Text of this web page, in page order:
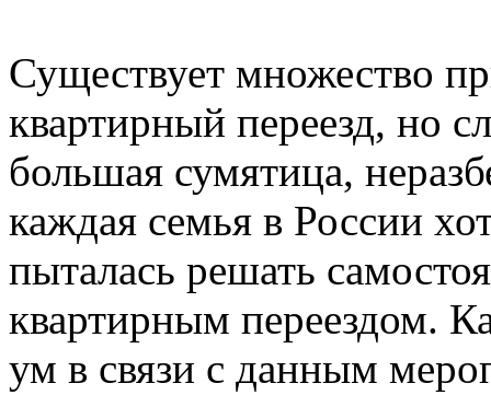
Существует множество
квартирный переезд, но
большая сумятица,
каждая семья в России
пыталась решать
квартирным переездом.
ум в связи с данным